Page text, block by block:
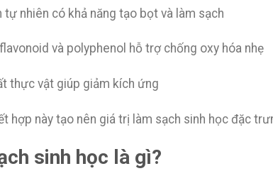
tự nhiên có khả năng tạo bọt và làm sạch
và polyphenol hỗ trợ chống oxy hóa nhẹ
thực vật giúp giảm kích ứng
hợp này tạo nên giá trị làm sạch sinh học đặc
sinh học là gì?